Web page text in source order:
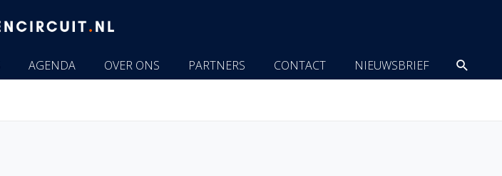
AGENDA OVER ONS PARTNERS CONTACT NIEUWSBRIEF